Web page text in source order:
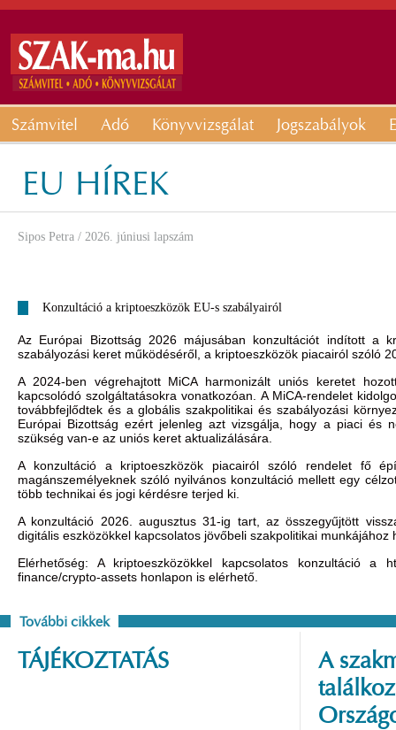
Számvitel Adó Könyvvizsgálat Jogszabályok
EU HÍREK
Sipos Petra / 2026. júniusi lapszám
Konzultáció a kriptoeszközök EU-s szabályairól
Az Európai Bizottság 2026 májusában konzultációt indított a
szabályozási keret működéséről, a kriptoeszközök piacairól szóló
A 2024-ben végrehajtott MiCA harmonizált uniós keretet
kapcsolódó szolgáltatásokra vonatkozóan. A MiCA-rendelet
továbbfejlődtek és a globális szakpolitikai és szabályozási
Európai Bizottság ezért jelenleg azt vizsgálja, hogy a piaci és
szükség van-e az uniós keret aktualizálására.
A konzultáció a kriptoeszközök piacairól szóló rendelet fő
magánszemélyeknek szóló nyilvános konzultáció mellett egy
több technikai és jogi kérdésre terjed ki.
A konzultáció 2026. augusztus 31-ig tart, az összegyűjtött
digitális eszközökkel kapcsolatos jövőbeli szakpolitikai
Elérhetőség: A kriptoeszközökkel kapcsolatos konzultáció a
finance/crypto-assets honlapon is elérhető.
További cikkek
TÁJÉKOZTATÁS
A